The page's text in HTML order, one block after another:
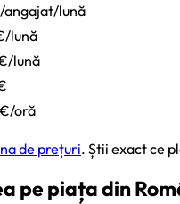
angajat/lună
lună
lună
oră
de prețuri. Știi exact ce
pe piața din